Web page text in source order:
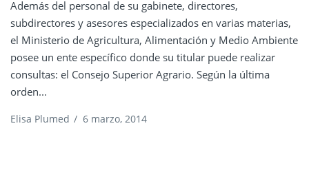
Además del personal de su gabinete, directores,
subdirectores y asesores especializados en varias materias,
el Ministerio de Agricultura, Alimentación y Medio Ambiente
posee un ente específico donde su titular puede realizar
consultas: el Consejo Superior Agrario. Según la última
orden...
Elisa Plumed / 6 marzo, 2014